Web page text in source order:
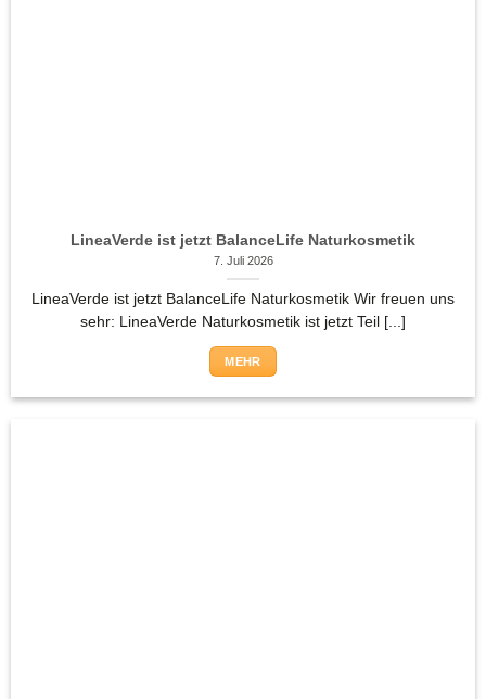
LineaVerde ist jetzt BalanceLife Naturkosmetik
7. Juli 2026
LineaVerde ist jetzt BalanceLife Naturkosmetik Wir freuen uns
sehr: LineaVerde Naturkosmetik ist jetzt Teil [...]
MEHR